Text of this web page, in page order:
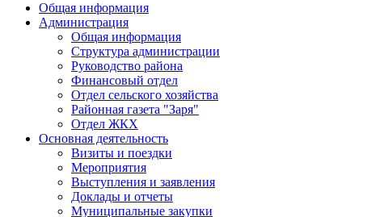
Общая информация
Администрация
Общая информация
Структура администрации
Руководство района
Финансовый отдел
Отдел сельского хозяйства
Районная газета "Заря"
Отдел ЖКХ
Основная деятельность
Визиты и поездки
Мероприятия
Выступления и заявления
Доклады и отчеты
Муниципальные закупки